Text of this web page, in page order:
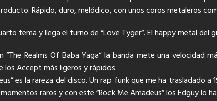
Rápido, duro, melódico, con unos coros metaleros
tema y llega el turno de “Love Tyger“. El happy metal
“The Realms Of Baba Yaga“ la banda mete una velocidad
los Accept más ligeros y rápidos.
es la rareza del disco. Un rap funk que me ha trasladado
raros y con este “Rock Me Amadeus” los Edguy lo